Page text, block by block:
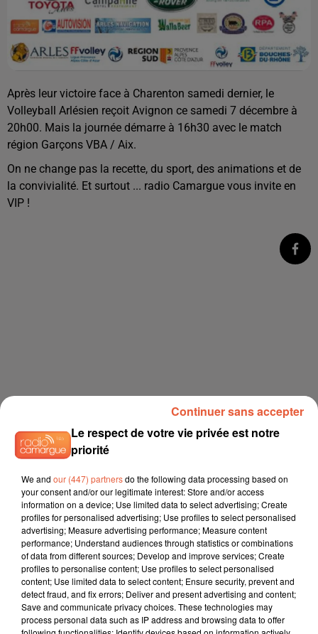
Après leur victoire face à Charenton samedi dernier, le
Volleyball Arlésien reçoit Avignon ce samedi 7 décembre à
20h00. Mais la journée démarre à 16h30 avec le match
région Garçons VBA / Aix.
On ne change pas la recette, du sport, des animations et de
la convivialité. Et surtout ... radio Camargue vous invite en
VIP !
Le respect de votre vie privée est notre
priorité
We and our (447) partnersdo the following data processing based on
your consent and/or our legitimate interest: Store and/or access
information on a device; Use limited data to select advertising; Create
profiles for personalised advertising; Use profiles to select personalised
advertising; Measure advertising performance; Measure content
performance; Understand audiences through statistics or combinations
of data from different sources; Develop and improve services; Create
profiles to personalise content; Use profiles to select personalised
content; Use limited data to select content; Ensure security, prevent and
detect fraud, and fix errors; Deliver and present advertising and content;
Save and communicate privacy choices. These technologies may
process personal data such as IP address and browsing data to offer
Continuer sans accepter